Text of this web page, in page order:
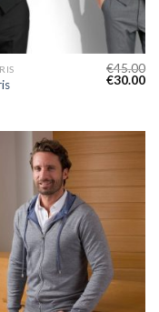
€45.00
€30.00